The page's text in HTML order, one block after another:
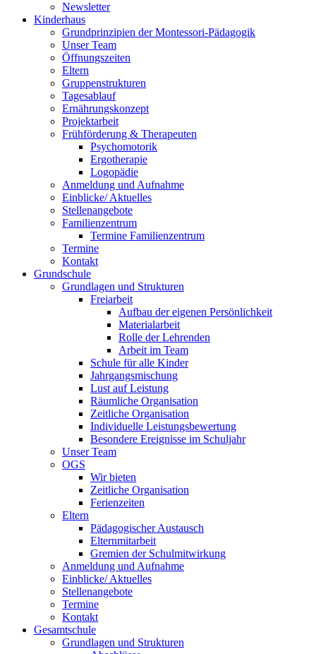
Newsletter
Kinderhaus
Grundprinzipien der Montessori-Pädagogik
Unser Team
Öffnungszeiten
Eltern
Gruppenstrukturen
Tagesablauf
Ernährungskonzept
Projektarbeit
Frühförderung & Therapeuten
Psychomotorik
Ergotherapie
Logopädie
Anmeldung und Aufnahme
Einblicke/ Aktuelles
Stellenangebote
Familienzentrum
Termine Familienzentrum
Termine
Kontakt
Grundschule
Grundlagen und Strukturen
Freiarbeit
Aufbau der eigenen Persönlichkeit
Materialarbeit
Rolle der Lehrenden
Arbeit im Team
Schule für alle Kinder
Jahrgangsmischung
Lust auf Leistung
Räumliche Organisation
Zeitliche Organisation
Individuelle Leistungsbewertung
Besondere Ereignisse im Schuljahr
Unser Team
OGS
Wir bieten
Zeitliche Organisation
Ferienzeiten
Eltern
Pädagogischer Austausch
Elternmitarbeit
Gremien der Schulmitwirkung
Anmeldung und Aufnahme
Einblicke/ Aktuelles
Stellenangebote
Termine
Kontakt
Gesamtschule
Grundlagen und Strukturen